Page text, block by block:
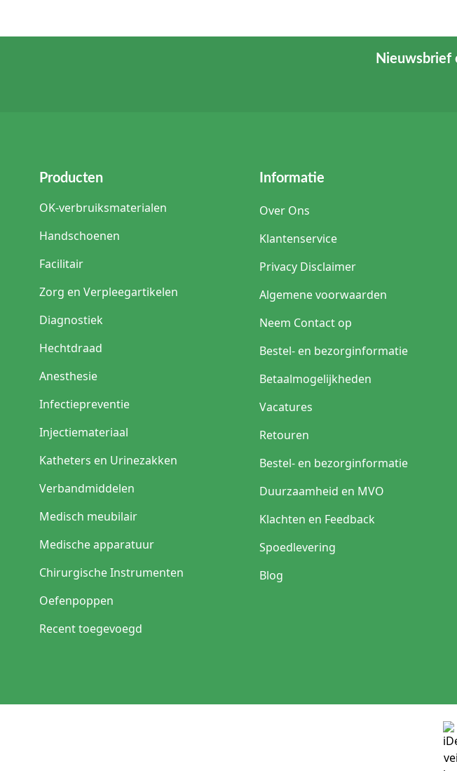
Nieuwsbrief
Producten
OK-verbruiksmaterialen
Handschoenen
Facilitair
Zorg en Verpleegartikelen
Diagnostiek
Hechtdraad
Anesthesie
Infectiepreventie
Injectiemateriaal
Katheters en Urinezakken
Verbandmiddelen
Medisch meubilair
Medische apparatuur
Chirurgische Instrumenten
Oefenpoppen
Recent toegevoegd
Informatie
Over Ons
Klantenservice
Privacy Disclaimer
Algemene voorwaarden
Neem Contact op
Bestel- en bezorginformatie
Betaalmogelijkheden
Vacatures
Retouren
Bestel- en bezorginformatie
Duurzaamheid en MVO
Klachten en Feedback
Spoedlevering
Blog